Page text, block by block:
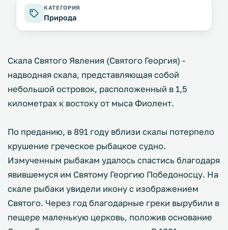
КАТЕГОРИЯ
Природа
Cкала Святого Явления (Святого Георгия) -
надводная скала, представляющая собой
небольшой островок, расположенный в 1,5
километрах к востоку от мыса Фиолент.
По преданию, в 891 году вблизи скалы потерпело
крушение греческое рыбацкое судно.
Измученным рыбакам удалось спастись благодаря
явившемуся им Святому Георгию Победоносцу. На
скале рыбаки увидели икону с изображением
Святого. Через год благодарные греки вырубили в
пещере маленькую церковь, положив основание